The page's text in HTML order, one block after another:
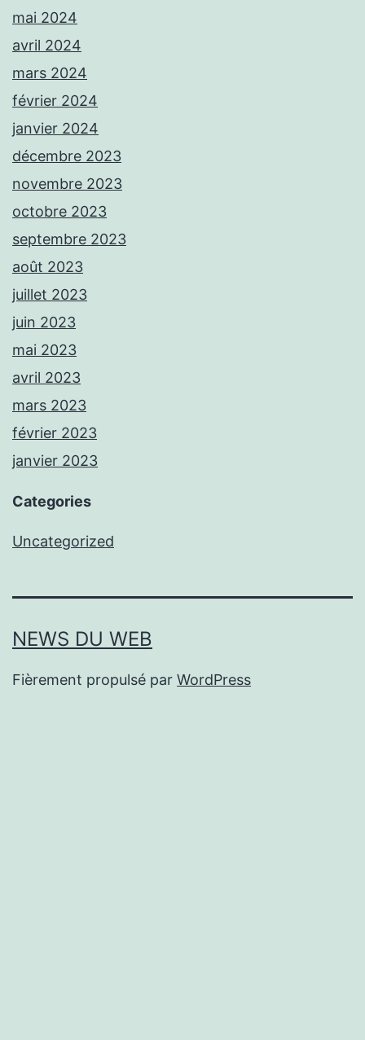
mai 2024
avril 2024
mars 2024
février 2024
janvier 2024
décembre 2023
novembre 2023
octobre 2023
septembre 2023
août 2023
juillet 2023
juin 2023
mai 2023
avril 2023
mars 2023
février 2023
janvier 2023
Categories
Uncategorized
NEWS DU WEB
Fièrement propulsé par WordPress